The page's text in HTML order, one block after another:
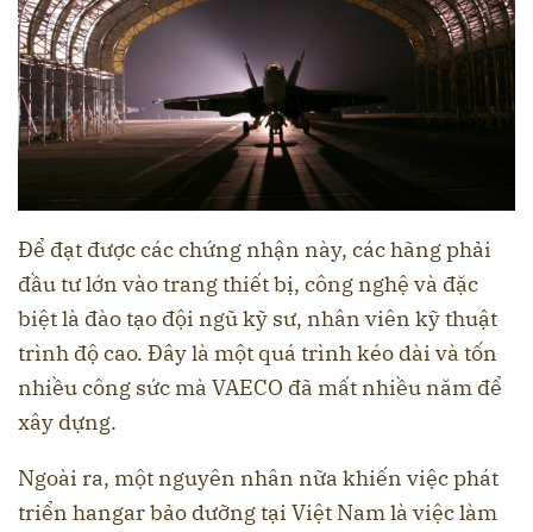
Để đạt được các chứng nhận này, các hãng phải
đầu tư lớn vào trang thiết bị, công nghệ và đặc
biệt là đào tạo đội ngũ kỹ sư, nhân viên kỹ thuật
trình độ cao. Đây là một quá trình kéo dài và tốn
nhiều công sức mà VAECO đã mất nhiều năm để
xây dựng.
Ngoài ra, một nguyên nhân nữa khiến việc phát
triển hangar bảo dưỡng tại Việt Nam là việc làm